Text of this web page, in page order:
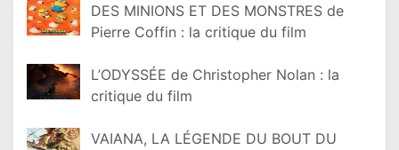
DES MINIONS ET DES MONSTRES de
Pierre Coffin : la critique du film
L’ODYSSÉE de Christopher Nolan : la
critique du film
VAIANA, LA LÉGENDE DU BOUT DU